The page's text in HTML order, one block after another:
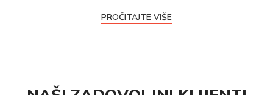
PROČITAJTE VIŠE